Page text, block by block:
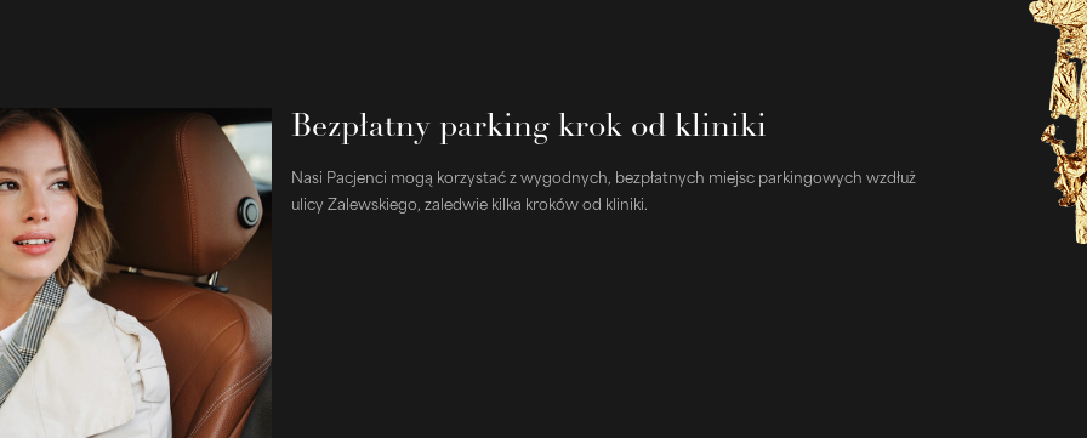
Bezpłatny parking krok od kliniki
Nasi Pacjenci mogą korzystać z wygodnych, bezpłatnych miejsc parkingowych wzdłuż
ulicy Zalewskiego, zaledwie kilka kroków od kliniki.